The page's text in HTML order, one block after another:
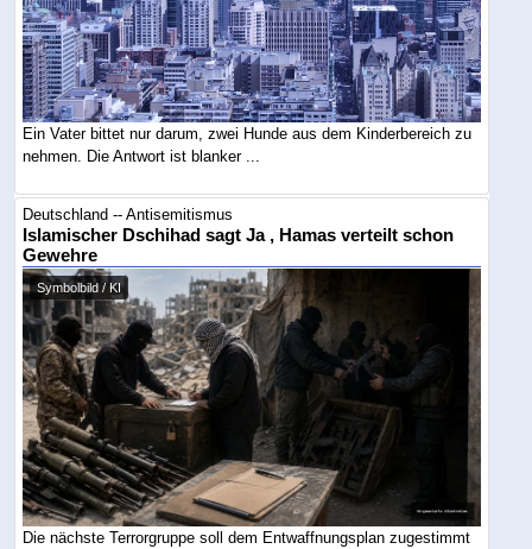
Ein Vater bittet nur darum, zwei Hunde aus dem Kinderbereich zu
nehmen. Die Antwort ist blanker ...
Deutschland -- Antisemitismus
Islamischer Dschihad sagt Ja , Hamas verteilt schon
Gewehre
Symbolbild / KI
Die nächste Terrorgruppe soll dem Entwaffnungsplan zugestimmt